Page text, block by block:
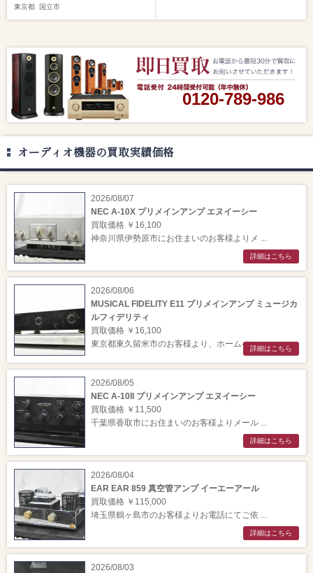
東京都 国立市
0120-789-986
オーディオ機器の買取実績価格
2026/08/07
NEC A-10X プリメインアンプ エヌイーシー
買取価格 ￥16,100
神奈川県伊勢原市にお住まいのお客様よりメ ...
詳細はこちら
2026/08/06
MUSICAL FIDELITY E11 プリメインアンプ ミュージカ
ルフィデリティ
買取価格 ￥16,100
東京都東久留米市のお客様より、ホームペー ...詳細はこちら
2026/08/05
NEC A-10II プリメインアンプ エヌイーシー
買取価格 ￥11,500
千葉県香取市にお住まいのお客様よりメール ...
詳細はこちら
2026/08/04
EAR EAR 859 真空管アンプ イーエーアール
買取価格 ￥115,000
埼玉県鶴ヶ島市のお客様よりお電話にてご依 ...
詳細はこちら
2026/08/03